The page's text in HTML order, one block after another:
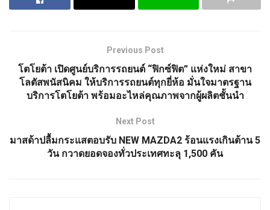
Previous Post
โตโยต้า เปิดศูนย์บริการรถยนต์ “ฟิกซ์ฟิต” แห่งใหม่ สาขา
โลตัสพนัสนิคม ให้บริการรถยนต์ทุกยี่ห้อ มั่นใจมาตรฐาน
บริการโตโยต้า พร้อมอะไหล่คุณภาพจากผู้ผลิตชั้นนำ
Next Post
มาสด้าปลื้มกระแสตอบรับ NEW MAZDA2 ร้อนแรงเกินต้าน 5
วัน กวาดยอดจองทั่วประเทศทะลุ 1,500 คัน